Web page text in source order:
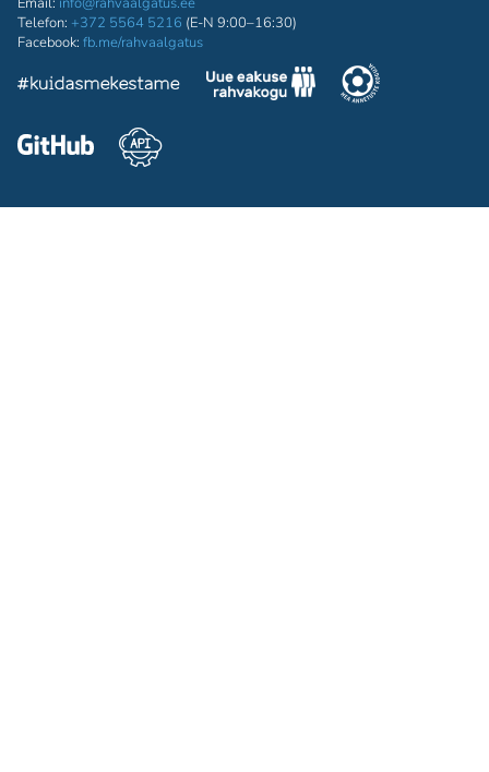
Telefon: +372 5564 5216 (E-N 9:00–16:30)
Facebook: fb.me/rahvaalgatus